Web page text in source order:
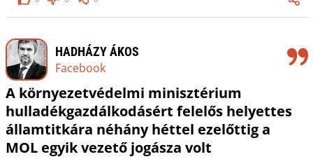
HADHÁZY ÁKOS
Facebook
A környezetvédelmi minisztérium
hulladékgazdálkodásért felelős helyettes
államtitkára néhány héttel ezelőttig a
MOL egyik vezető jogásza volt